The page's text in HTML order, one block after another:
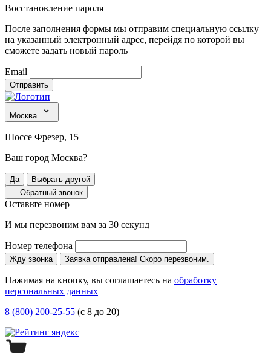
Восстановление пароля
После заполнения формы мы отправим специальную ссылку
на указанный электронный адрес, перейдя по которой вы
сможете задать новый пароль
Email
Отправить
Москва
Шоссе Фрезер, 15
Ваш город Москва?
Да
Выбрать другой
Обратный звонок
Оставьте номер
И мы перезвоним вам за 30 секунд
Номер телефона
Жду звонка Заявка отправлена! Скоро перезвоним.
Нажимая на кнопку, вы соглашаетесь на обработку
персональных данных
8 (800) 200-25-55 (с 8 до 20)